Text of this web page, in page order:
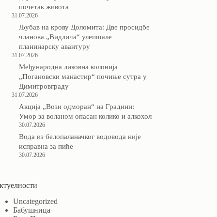
почетак живота
31.07.2026
Љубав на крову Доломита: Две просидбе
чланова „Видлича“ улепшале
планинарску авантуру
31.07.2026
Међународна ликовна колонија
„Погановски манастир“ почиње сутра у
Димитровграду
31.07.2026
Акција „Вози одморан“ на Градини:
Умор за воланом опасан колико и алкохол
30.07.2026
Вода из белопаланачког водовода није
исправна за пиће
30.07.2026
Uncategorized
Бабушница